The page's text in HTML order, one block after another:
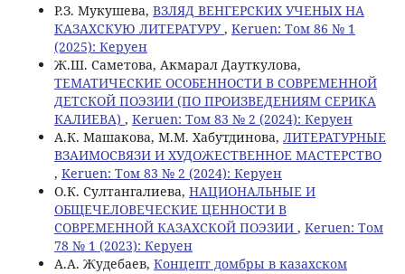
Р.З. Мукушева, ВЗЛЯД ВЕНГЕРСКИХ УЧЕНЫХ НА
КАЗАХСКУЮ ЛИТЕРАТУРУ, Keruen: Том 86 № 1
(2025): Керуен
Ж.Ш. Саметова, Акмарал Дауткулова,
ТЕМАТИЧЕСКИЕ ОСОБЕННОСТИ В СОВРЕМЕННОЙ
ДЕТСКОЙ ПОЭЗИИ (ПО ПРОИЗВЕДЕНИЯМ СЕРИКА
КАЛИЕВА) , Keruen: Том 83 № 2 (2024): Керуен
A.К. Машакова, M.M. Хабутдинова, ЛИТЕРАТУРНЫЕ
ВЗАИМОСВЯЗИ И ХУДОЖЕСТВЕННОЕ МАСТЕРСТВО
, Keruen: Том 83 № 2 (2024): Керуен
О.К. Султангалиева, НАЦИОНАЛЬНЫЕ И
ОБЩЕЧЕЛОВЕЧЕСКИЕ ЦЕННОСТИ В
СОВРЕМЕННОЙ КАЗАХСКОЙ ПОЭЗИИ , Keruen: Том
78 № 1 (2023): Керуен
А.А. Жудебаев, Концепт домбры в казахском